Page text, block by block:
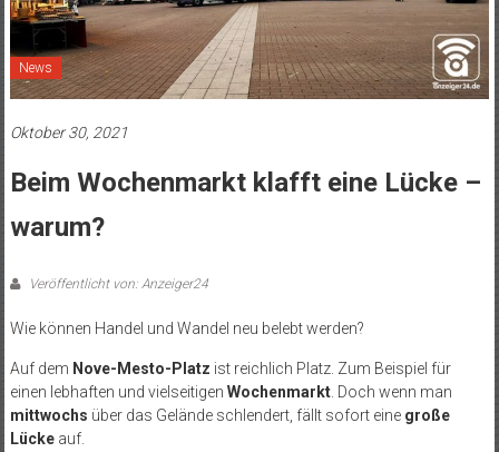
News
Oktober 30, 2021
Beim Wochenmarkt klafft eine Lücke –
warum?
Veröffentlicht von: Anzeiger24
Wie können Handel und Wandel neu belebt werden?
Auf dem Nove-Mesto-Platz ist reichlich Platz. Zum Beispiel für
einen lebhaften und vielseitigen Wochenmarkt. Doch wenn man
mittwochs über das Gelände schlendert, fällt sofort eine große
Lückeauf.